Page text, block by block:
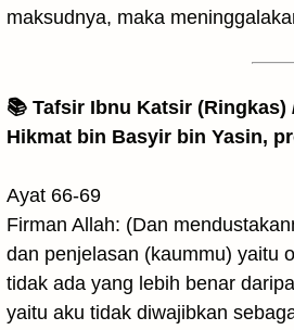
maksudnya, maka
📚 Tafsir Ibnu Katsir
Hikmat bin Basyir bin Yasin,
Ayat 66-69
Firman Allah: (Dan
dan penjelasan (kaummu) yaitu
tidak ada yang lebih benar
yaitu aku tidak diwajibkan